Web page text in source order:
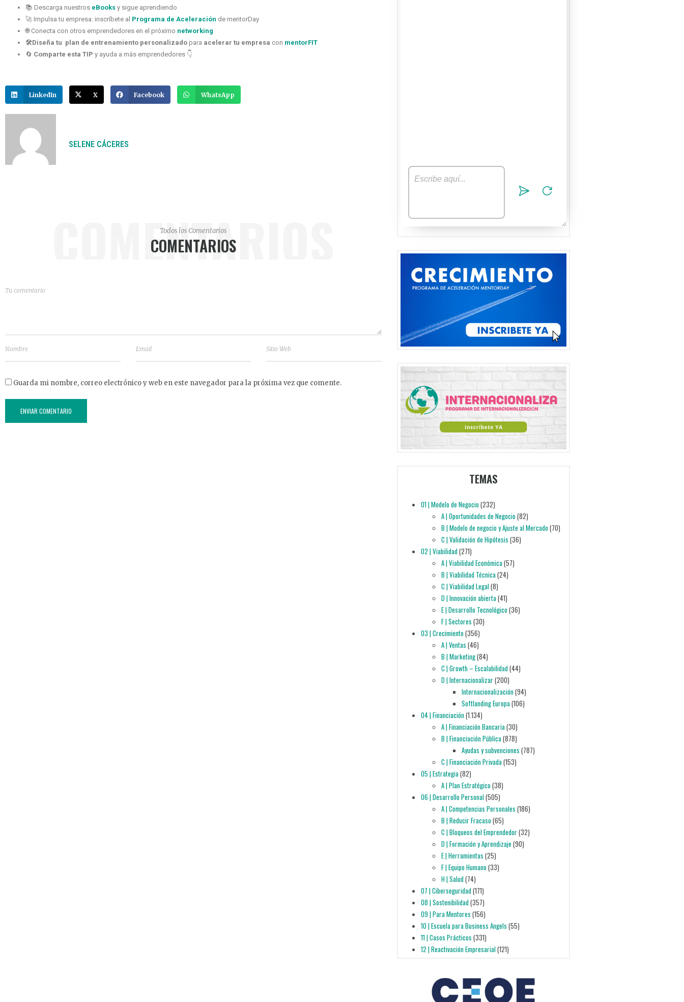
📚 Descarga nuestros eBooks y sigue aprendiendo
🚀 Impulsa tu empresa: inscríbete al Programa de Aceleración de mentorDay
🌐 Conecta con otros emprendedores en el próximo networking
🛠️Diseña tu plan de entrenamiento personalizado para acelerar tu empresa con mentorFIT
🔄 Comparte esta TIP y ayuda a más emprendedores 👇
LinkedIn X Facebook WhatsApp
SELENE CÁCERES
COMENTARIOS
Todos los Comentarios
COMENTARIOS
Guarda mi nombre, correo electrónico y web en este navegador para la próxima vez que comente.
TEMAS
01 | Modelo de Negocio(232)
A | Oportunidades de Negocio(82)
B | Modelo de negocio y Ajuste al Mercado(70)
C | Validación de Hipótesis (36)
02 | Viabilidad(271)
A | Viabilidad Económica(57)
B | Viabilidad Técnica(24)
C | Viabilidad Legal(8)
D | Innovación abierta(41)
E | Desarrollo Tecnológico(36)
F | Sectores (30)
03 | Crecimiento(356)
A | Ventas (46)
B | Marketing(84)
C | Growth – Escalabilidad(44)
D | Internacionalizar(200)
Internacionalización(94)
Softlanding Europa(106)
04 | Financiación(1.134)
A | Financiación Bancaria(30)
B | Financiación Pública(878)
Ayudas y subvenciones (787)
C | Financiación Privada(153)
05 | Estrategia(82)
A | Plan Estratégico(38)
06 | Desarrollo Personal(505)
A | Competencias Personales (186)
B | Reducir Fracaso(65)
C | Bloqueos del Emprendedor(32)
D | Formación y Aprendizaje (90)
E | Herramientas (25)
F | Equipo Humano(33)
H | Salud(74)
07 | Ciberseguridad(171)
08 | Sostenibilidad(357)
09 | Para Mentores (156)
10 | Escuela para Business Angels (55)
11 | Casos Prácticos (331)
12 | Reactivación Empresarial(121)